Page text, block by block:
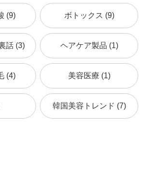
(9) ボトックス (9)
話 (3) ヘアケア製品 (1)
(4) 美容医療 (1)
韓国美容トレンド (7)